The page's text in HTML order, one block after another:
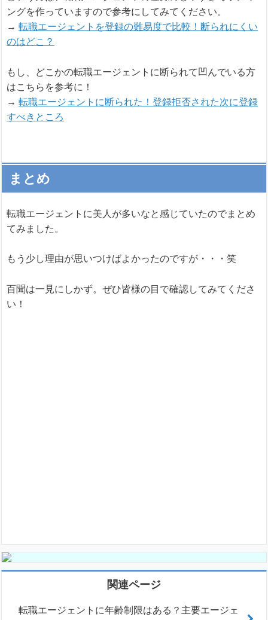
ングを作っていますので参考にしてみてください。
→ 転職エージェントを登録の難易度で比較！断られにくい
のはどこ？
もし、どこかの転職エージェントに断られて凹んでいる方
はこちらを参考に！
→ 転職エージェントに断られた！登録拒否された次に登録
すべきところ
まとめ
転職エージェントに美人が多いなと感じていたのでまとめ
てみました。
もう少し理由が思いつけばよかったのですが・・・笑
百聞は一見にしかず。ぜひ皆様の目で確認してみてくださ
い！
関連ページ
転職エージェントに年齢制限はある？主要エージェ